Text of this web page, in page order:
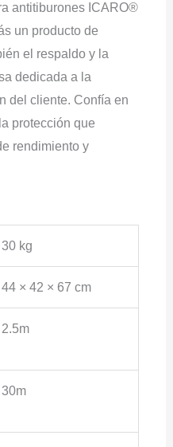
antitiburones ICARO®
un producto de
el respaldo y la
dedicada a la
del cliente. Confía en
protección que
rendimiento y
30 kg
44 × 42 × 67 cm
2.5m
30m